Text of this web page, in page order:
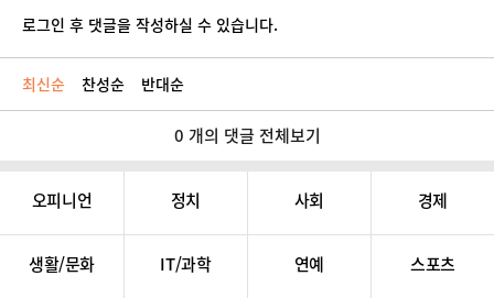
로그인 후 댓글을 작성하실 수 있습니다.
최신순 찬성순 반대순
0 개의 댓글 전체보기
오피니언 정치 사회 경제
생활/문화 IT/과학 연예 스포츠